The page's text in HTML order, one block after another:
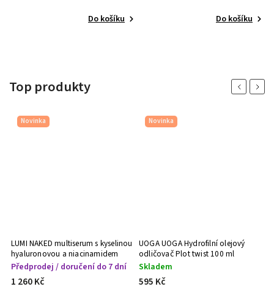
Do košíku Do košíku
Top produkty Previous
Novinka
LUMI NAKED multiserum s kyselinou
hyaluronovou a niacinamidem
30ml
Předprodej / doručení do 7 dní
1 260 Kč
Novinka
UOGA UOGA Hydrofilní olejový
odličovač Plot twist 100 ml
Skladem
595 Kč
Next